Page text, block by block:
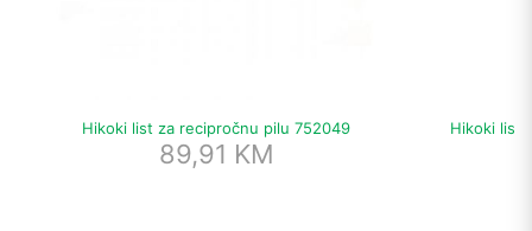
Hikoki list za recipročnu pilu 752049
89,91 KM
Hikoki list